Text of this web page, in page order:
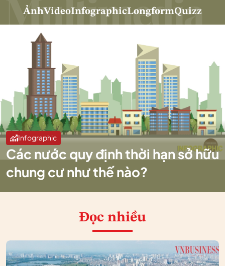
ẢnhVideoInfographicLongformQuizz
Infographic
Các nước quy định thời hạn sở hữu
chung cư như thế nào?
Đọc nhiều